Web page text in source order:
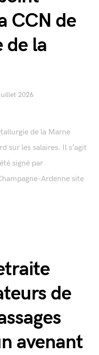
CCN de
de la
2026
de la Marne
sur les salaires. Il s’agit
signé par
Ardenne site
de
avenant